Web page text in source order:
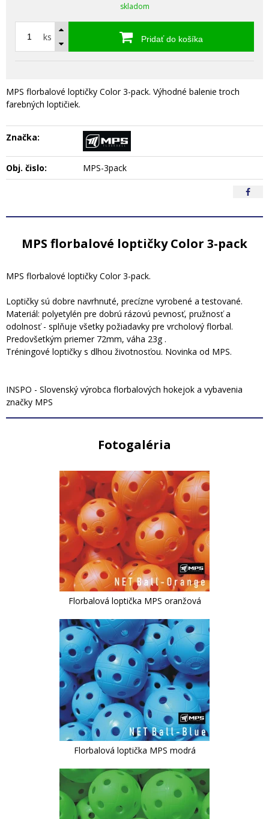
skladom
ks Pridať do košíka
MPS florbalové loptičky Color 3-pack. Výhodné balenie troch
farebných loptičiek.
Značka:
Obj. čislo: MPS-3pack
MPS florbalové loptičky Color 3-pack
MPS florbalové loptičky Color 3-pack.
Loptičky sú dobre navrhnuté, precízne vyrobené a testované.
Materiál: polyetylén pre dobrú rázovú pevnosť, pružnosť a
odolnosť - splňuje všetky požiadavky pre vrcholový florbal.
Predovšetkým priemer 72mm, váha 23g .
Tréningové loptičky s dlhou životnosťou. Novinka od MPS.
INSPO - Slovenský výrobca florbalových hokejok a vybavenia
značky MPS
Fotogaléria
Florbalová loptička MPS oranžová
Florbalová loptička MPS modrá